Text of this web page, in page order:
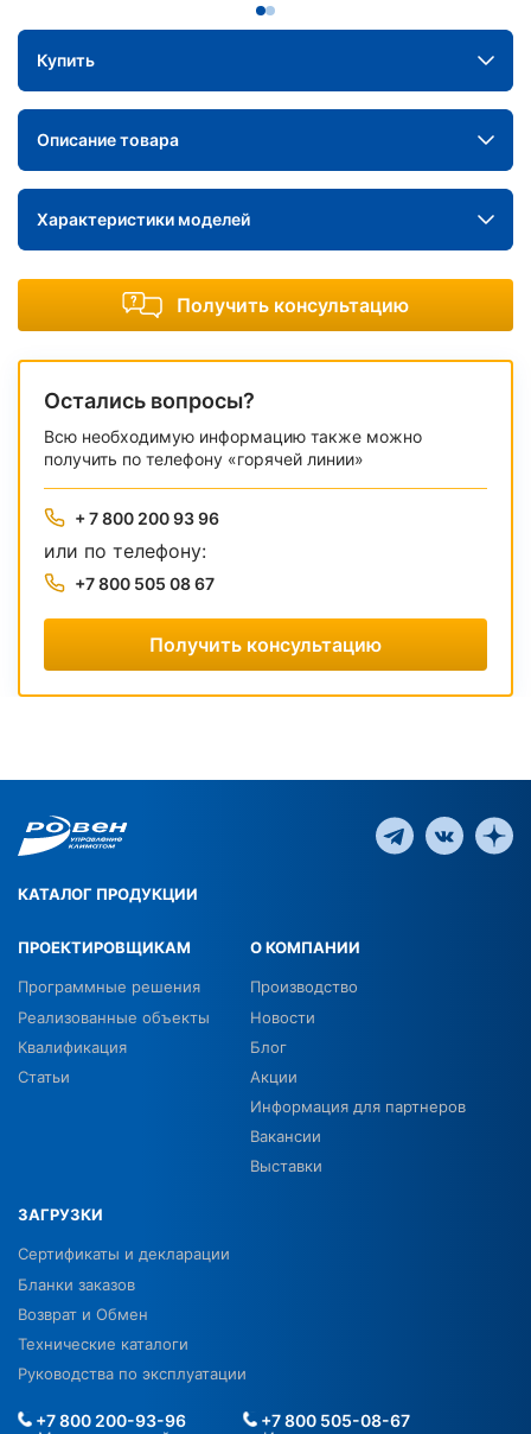
Купить
Описание товара
Характеристики моделей
Получить консультацию
Остались вопросы?
Всю необходимую информацию также можно
получить по телефону «горячей линии»
+ 7 800 200 93 96
или по телефону:
+7 800 505 08 67
Получить консультацию
КАТАЛОГ ПРОДУКЦИИ
ПРОЕКТИРОВЩИКАМ
Программные решения
Реализованные объекты
Квалификация
Статьи
О КОМПАНИИ
Производство
Новости
Блог
Акции
Информация для партнеров
Вакансии
Выставки
ЗАГРУЗКИ
Сертификаты и декларации
Бланки заказов
Возврат и Обмен
Технические каталоги
Руководства по эксплуатации
+7 800 200-93-96 +7 800 505-08-67